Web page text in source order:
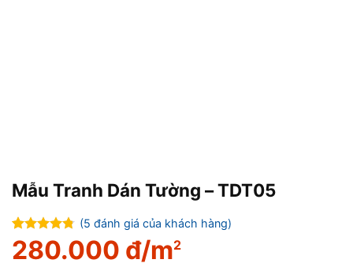
Mẫu Tranh Dán Tường – TDT05
4.75trên
5 dựa trên
4
(5 đánh giá của khách hàng)
Giá
gốc
280.000 đ/m2
Giá
hiện